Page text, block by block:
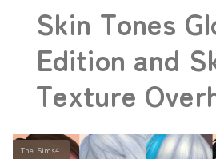
Skin Tones
Edition and
Texture
The Sims4